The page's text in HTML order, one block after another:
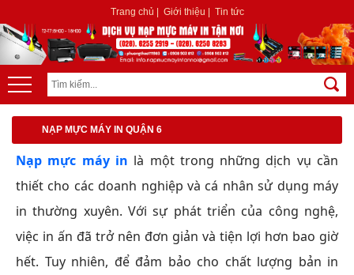
Trang chủ Giới thiệu Tin tức
NẠP MỰC MÁY IN QUẬN 6
Nạp mực máy in là một trong những dịch vụ cần
thiết cho các doanh nghiệp và cá nhân sử dụng máy
in thường xuyên. Với sự phát triển của công nghệ,
việc in ấn đã trở nên đơn giản và tiện lợi hơn bao giờ
hết. Tuy nhiên, để đảm bảo cho chất lượng bản in